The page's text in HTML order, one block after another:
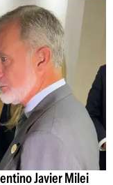
Javier Milei